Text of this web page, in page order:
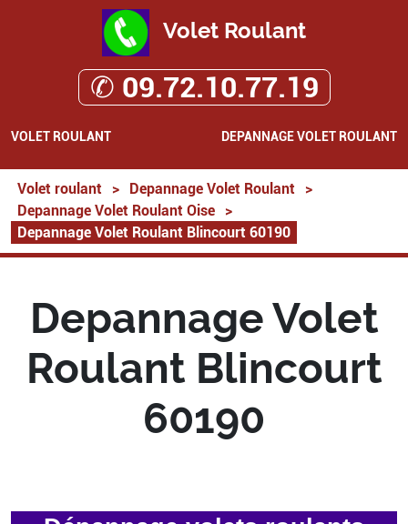
Volet Roulant
✆ 09.72.10.77.19
VOLET ROULANT DEPANNAGE VOLET ROULANT
Volet roulant > Depannage Volet Roulant
>
Depannage Volet Roulant Oise
>
Depannage Volet Roulant Blincourt 60190
Depannage Volet
Roulant Blincourt
60190